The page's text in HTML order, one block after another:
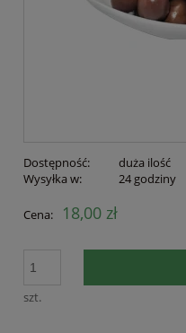
Dostępność:
duża ilość
Wysyłka w:
24 godziny
Cena: 18,00 zł
szt.